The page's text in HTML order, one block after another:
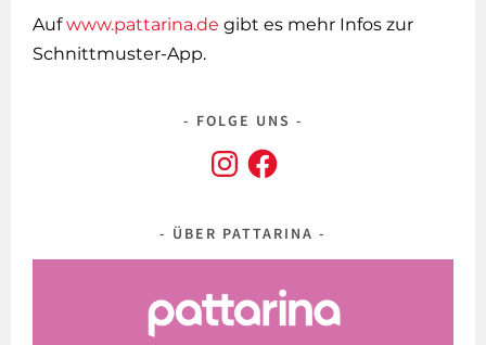
Aufwww.pattarina.de gibt es mehr Infos zur
Schnittmuster-App.
FOLGE UNS
InstagramFacebook
ÜBER PATTARINA